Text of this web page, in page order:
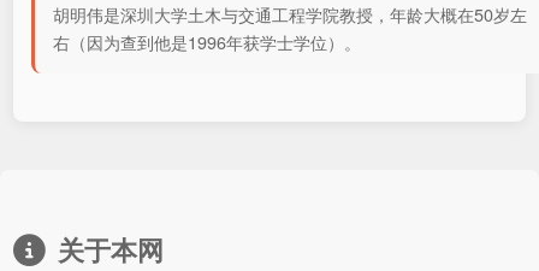
胡明伟是深圳大学土木与交通工程学院教授，年龄大概在50岁左
右（因为查到他是1996年获学士学位）。
关于本网